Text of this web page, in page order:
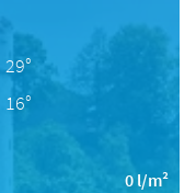
29°
16°
0 l/m²